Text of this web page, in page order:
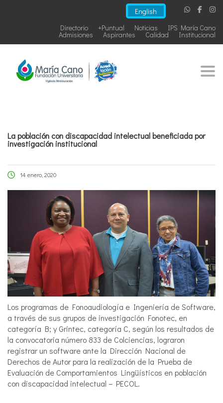
English
IPS María Cano
Noticias
+Puntual
Directorio
Institucional
Calidad
Aspirantes
Admisiones
La población con discapacidad intelectual beneficiada por
investigación institucional
14 enero, 2020
Los programas de Fonoaudiología e Ingeniería de Software,
a través de sus grupos de investigación Fonotec, en
categoría B; y Grintec, categoría C, según los resultados de
la convocatoria número 833 de Colciencias, lograron
registrar un software ante la Dirección Nacional de
Derechos de Autor para la realización de la Prueba de
Evaluación de Comportamientos Lingüísticos en población
con discapacidad intelectual – PECOL.